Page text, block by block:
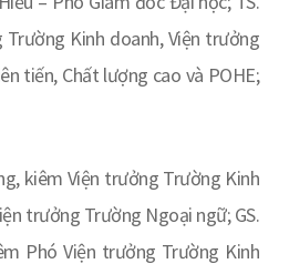
Kinh doanh, Viện trưởng
tiến, Chất lượng cao và POHE;
kiêm Viện trưởng Trường Kinh
trưởng Trường Ngoại ngữ; GS.
Phó Viện trưởng Trường Kinh